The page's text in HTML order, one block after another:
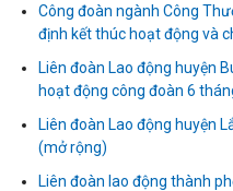
Công đoàn ngành Công
định kết thúc hoạt động và
Liên đoàn Lao động huyện
hoạt động công đoàn 6
Liên đoàn Lao động huyện
(mở rộng)
Liên đoàn lao động thành
Liên đoàn Lao động tỉnh tổ
Mái ấm Công đoàn cho đoàn
Bàn giao Mái ấm công đoàn
phường Tân An